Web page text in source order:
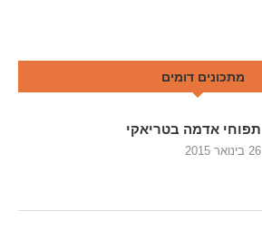
מתכונים דומים
תפוחי אדמה בטריאקי
26 בינואר 2015